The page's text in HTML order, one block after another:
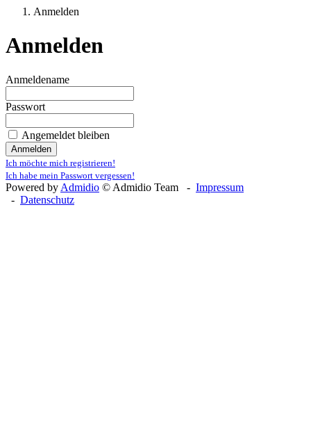
Anmelden
Anmelden
Anmeldename
Passwort
Angemeldet bleiben
Anmelden
Ich möchte mich registrieren!
Ich habe mein Passwort vergessen!
Powered by Admidio © Admidio Team - Impressum
- Datenschutz